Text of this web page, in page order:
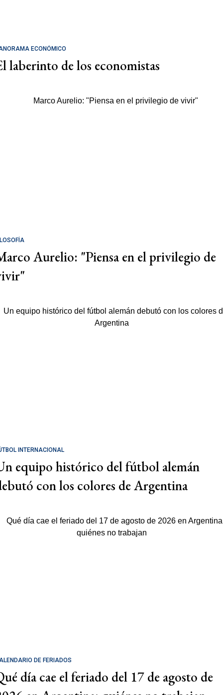
ECONÓMICO
laberinto de los economistas
Aurelio: "Piensa en el privilegio de
INTERNACIONAL
equipo histórico del fútbol alemán
con los colores de Argentina
DE FERIADOS
día cae el feriado del 17 de agosto de